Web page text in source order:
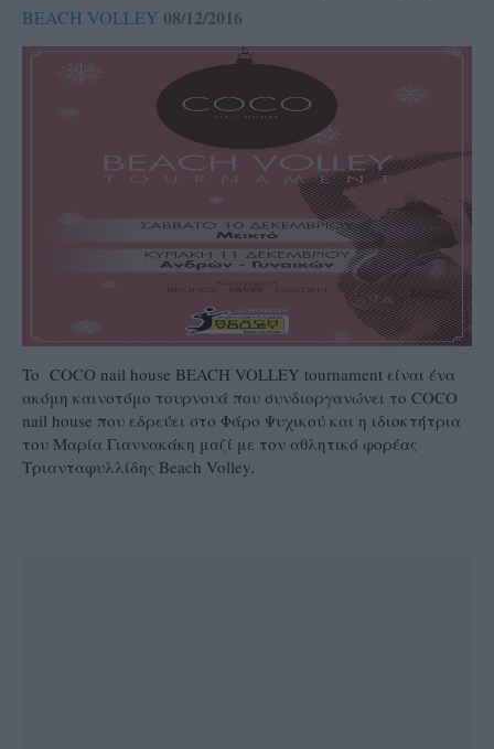
BEACH VOLLEY 08/12/2016
To COCO nail house BEACH VOLLEY tournament είναι ένα
ακόμη καινοτόμο τουρνουά που συνδιοργανώνει το COCO
nail house που εδρεύει στο Φάρο Ψυχικού και η ιδιοκτήτρια
του Μαρία Γιαννακάκη μαζί με τον αθλητικό φορέας
Τριανταφυλλίδης Beach Volley.